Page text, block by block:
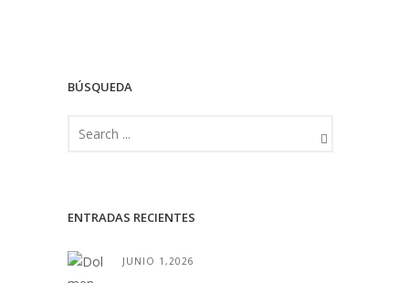
BÚSQUEDA
ENTRADAS RECIENTES
JUNIO 1,2026